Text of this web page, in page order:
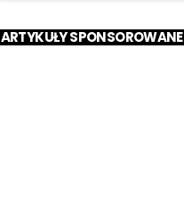
ARTYKUŁY SPONSOROWANE